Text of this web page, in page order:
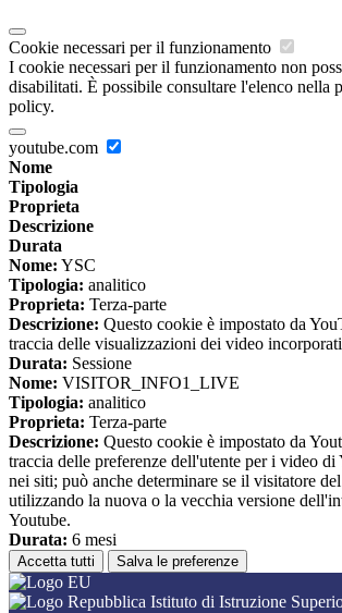
Cookie necessari per il funzionamento
I cookie necessari per il funzionamento non
disabilitati. È possibile consultare l'elenco nella
policy.
youtube.com
Nome
Tipologia
Proprieta
Descrizione
Durata
Nome: YSC
Tipologia: analitico
Proprieta: Terza-parte
Descrizione: Questo cookie è impostato da
traccia delle visualizzazioni dei video
Durata: Sessione
Nome: VISITOR_INFO1_LIVE
Tipologia: analitico
Proprieta: Terza-parte
Descrizione: Questo cookie è impostato da
traccia delle preferenze dell'utente per i video
nei siti; può anche determinare se il visitatore
utilizzando la nuova o la vecchia versione
Youtube.
Durata: 6 mesi
Accetta tutti Salva le preferenze
Istituto di Istruzione